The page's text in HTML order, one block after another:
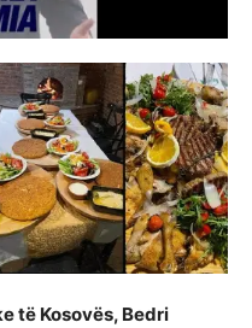
të Kosovës, Bedri